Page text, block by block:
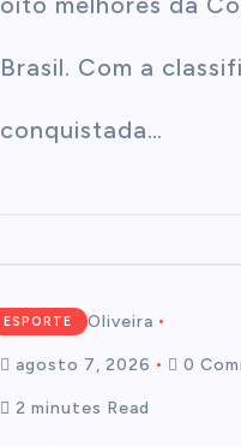
Brasil. Com a
conquistada…
ESPORTE
Mairim de Oliveira
agosto 7, 2026 0
2 minutes Read